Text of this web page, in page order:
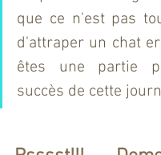
que ce n'est pas
d'attraper un chat
êtes une partie
succès de cette